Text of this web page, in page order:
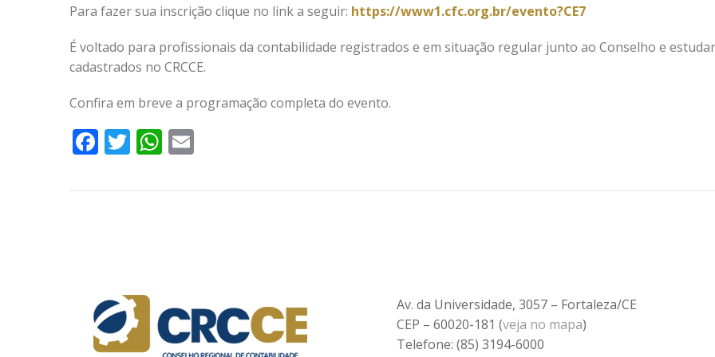
Para fazer sua inscrição clique no link a seguir: https://www1.cfc.org.br/evento?CE7
É voltado para profissionais da contabilidade registrados e em situação regular junto ao Conselho e
cadastrados no CRCCE.
Confira em breve a programação completa do evento.
Facebook
TwitterWhatsApp
Av. da Universidade, 3057 – Fortaleza/CE
CEP – 60020-181 (veja no mapa)
Telefone: (85) 3194-6000